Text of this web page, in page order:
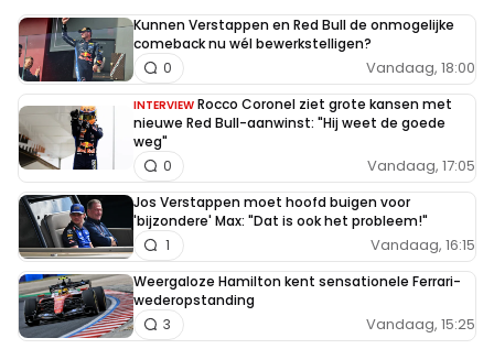
INLOGGEN AANMELDEN
Kunnen Verstappen en Red Bull de onmogelijke
comeback nu wél bewerkstelligen?
Vandaag, 18:00
0
INTERVIEW Rocco Coronel ziet grote kansen met
nieuwe Red Bull-aanwinst: "Hij weet de goede
weg"
Vandaag, 17:05
0
Jos Verstappen moet hoofd buigen voor
'bijzondere' Max: "Dat is ook het probleem!"
Vandaag, 16:15
1
Weergaloze Hamilton kent sensationele Ferrari-
wederopstanding
Vandaag, 15:25
3